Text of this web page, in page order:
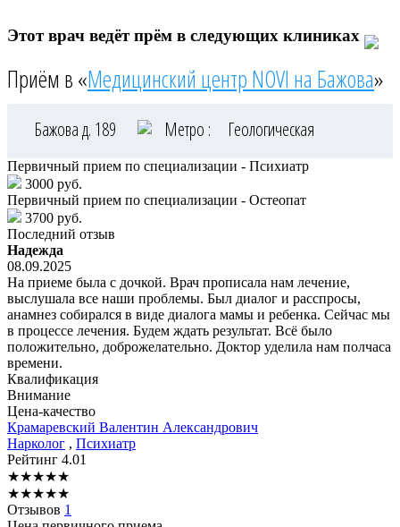
Этот врач ведёт прём в следующих клиниках
Приём в «Медицинский центр NOVI на Бажова»
Бажова д. 189 Метро : Геологическая
Первичный прием по специализации - Психиатр
3000 руб.
Первичный прием по специализации - Остеопат
3700 руб.
Последний отзыв
Надежда
08.09.2025
На приеме была с дочкой. Врач прописала нам лечение,
выслушала все наши проблемы. Был диалог и расспросы,
анамнез собирался в виде диалога мамы и ребенка. Сейчас мы
в процессе лечения. Будем ждать результат. Всё было
положительно, доброжелательно. Доктор уделила нам полчаса
времени.
Квалификация
Внимание
Цена-качество
Крамаревский Валентин Александрович
Нарколог , Психиатр
Рейтинг 4.01
★★★★★
★★★★★
Отзывов 1